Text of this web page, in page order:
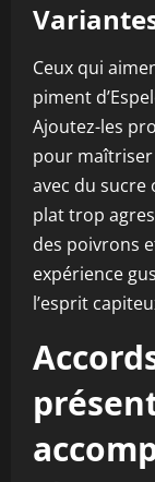
Ceux qui
piment
Ajoutez-les
pour maîtriser
avec du sucre
plat trop
des poivrons
expérience
l’esprit